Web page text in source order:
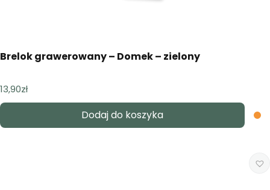
Brelok grawerowany – Domek – zielony
13,90zł
Dodaj do koszyka